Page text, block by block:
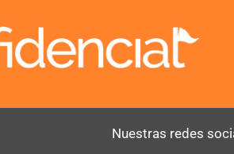
Nuestras redes